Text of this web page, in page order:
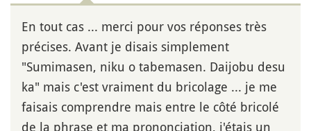
En tout cas ... merci pour vos réponses très
précises. Avant je disais simplement
"Sumimasen, niku o tabemasen. Daijobu desu
ka" mais c'est vraiment du bricolage ... je me
faisais comprendre mais entre le côté bricolé
de la phrase et ma prononciation, j'étais un